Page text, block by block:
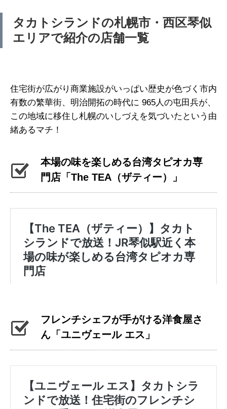
タカトシランドの札幌市・西区琴似
エリアで紹介の店舗一覧
住宅街が広がり商業施設がいっぱい歴史が色づく市内
有数の繁華街、明治開拓の時代に 965人の屯田兵が、
この地域に移住し札幌のいしづえを気づいたという由
緒あるマチ！
本場の味を楽しめる台湾タピオカ専
門店「The TEA（ザティー）」
フレンチシェフが手がける洋食屋さ
ん「ユニヴェール エス」